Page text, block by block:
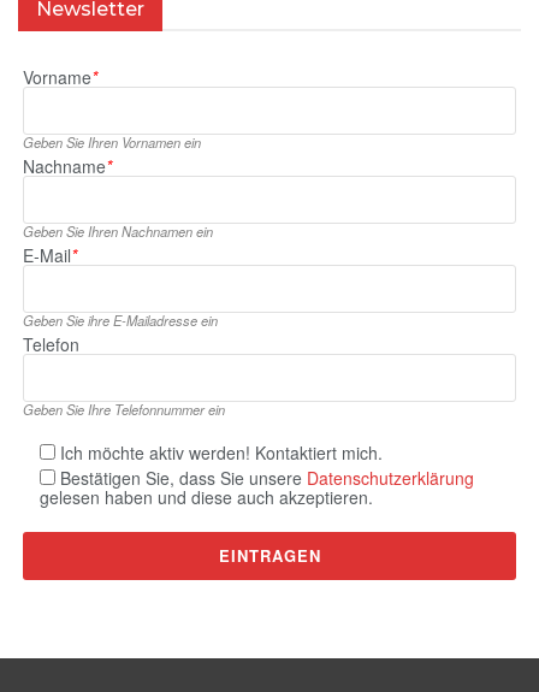
Newsletter
Vorname*
Geben Sie Ihren Vornamen ein
Nachname*
Geben Sie Ihren Nachnamen ein
E‑Mail*
Geben Sie ihre E‑Mailadresse ein
Telefon
Geben Sie Ihre Telefonnummer ein
Ich möchte aktiv werden! Kontaktiert mich.
Bestätigen Sie, dass Sie unsere Datenschutzerklärung
gelesen haben und diese auch akzeptieren.